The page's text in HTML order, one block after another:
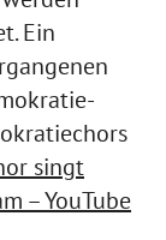
Ein
singt
– YouTube